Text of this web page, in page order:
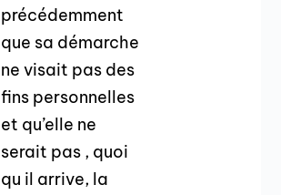
précédemment
que sa démarche
ne visait pas des
fins personnelles
et qu’elle ne
serait pas , quoi
qu il arrive, la